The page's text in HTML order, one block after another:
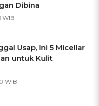
Dibina
WIB
Usap, Ini 5 Micellar
untuk Kulit
WIB